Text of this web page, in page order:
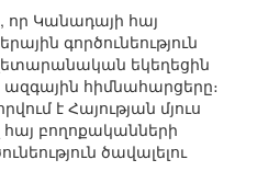
որ Կանադայի հայ
գործունեություն
եկեղեցին
հիմնահարցերը։
է Հայության մյուս
բողոքականների
ծավալելու